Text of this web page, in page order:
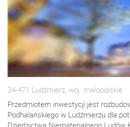
34-471 Ludźmierz, woj. małopolskie
Przedmiotem inwestycji jest
Podhalańskiego w Ludźmierzu dla
Dziedzictwa Niematerialnego Ludów